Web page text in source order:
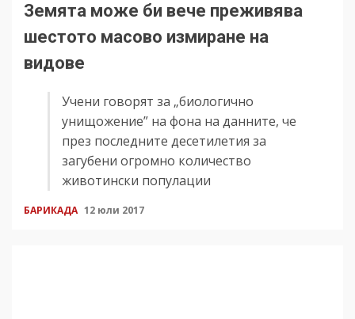
Земята може би вече преживява
шестото масово измиране на
видове
Учени говорят за „биологично
унищожение” на фона на данните, че
през последните десетилетия за
загубени огромно количество
животински популации
БАРИКАДА 12 юли 2017